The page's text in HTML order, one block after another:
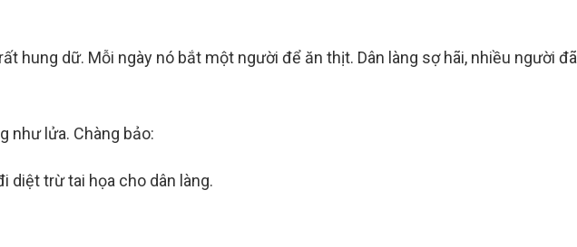
hung dữ. Mỗi ngày nó bắt một người để ăn thịt. Dân làng sợ hãi, nhiều người đã
như lửa. Chàng bảo:
diệt trừ tai họa cho dân làng.